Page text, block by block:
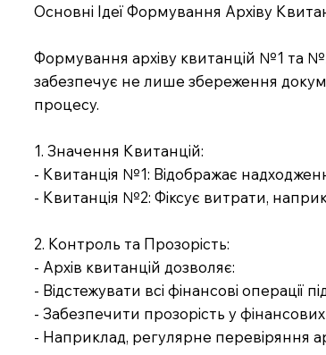
Основні Ідеї Формування Архіву
Формування архіву квитанцій №1 та
забезпечує не лише збереження
процесу.
1. Значення Квитанцій:
- Квитанція №1: Відображає
- Квитанція №2: Фіксує витрати,
2. Контроль та Прозорість:
- Архів квитанцій дозволяє:
- Відстежувати всі фінансові операції
- Забезпечити прозорість у фінансових
- Наприклад, регулярне перевіряння